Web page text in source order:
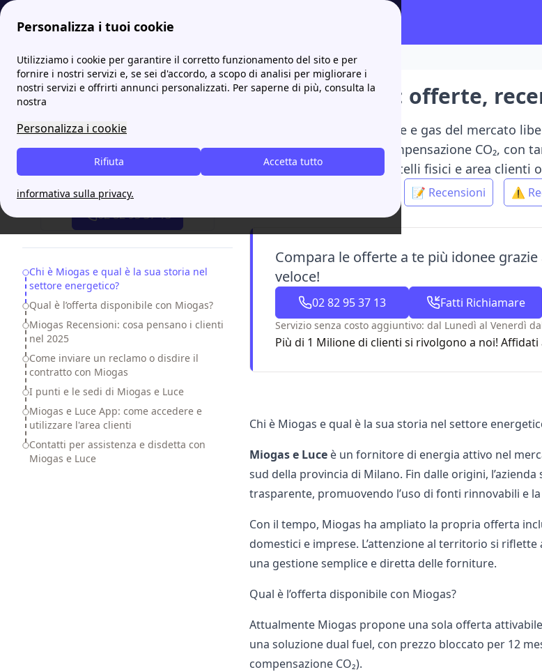
Personalizza i tuoi cookie
Utilizziamo i cookie per garantire il corretto funzionamento del sito e per
fornire i nostri servizi e, se sei d'accordo, a scopo di analisi per migliorare i
nostri servizi e offrirti annunci personalizzati. Per saperne di più, consulta la
nostra
Personalizza i cookie
Accetta tutto
Rifiuta
informativa sulla privacy.
Papernest.it MoreFornitori Miogas e Luce: offerte, recensioni e contatti utili
02 82 95 37 13
Table of Contents
Chi è Miogas e qual è la sua storia nel
settore energetico?
Qual è l’offerta disponibile con Miogas?
Miogas Recensioni: cosa pensano i clienti
nel 2025
Come inviare un reclamo o disdire il
contratto con Miogas
I punti e le sedi di Miogas e Luce
Miogas e Luce App: come accedere e
utilizzare l'area clienti
Contatti per assistenza e disdetta con
Miogas e Luce
Miogas e Luce: offerte,
è un fornitore luce e gas del mercato
rinnovabile e gas con compensazione CO₂, con
e assistenza tramite sportelli fisici e area clienti
📝 Recensioni ⚠️
Compara le offerte a te più idonee
veloce!
02 82 95 37 13 Fatti Richiamare
Servizio senza costo aggiuntivo: dal Lunedì al Venerdì
Più di 1 Milione di clienti si rivolgono a noi!
Chi è Miogas e qual è la sua storia nel settore
Miogas e Luceè un fornitore di energia attivo nel
sud della provincia di Milano. Fin dalle origini,
trasparente, promuovendo l’uso di fonti rinnovabili e
Con il tempo, Miogas ha ampliato la propria offerta
domestici e imprese. L’attenzione al territorio si
una gestione semplice e diretta delle forniture.
Qual è l’offerta disponibile con Miogas?
Attualmente Miogas propone una sola offerta
una soluzione dual fuel, con prezzo bloccato per 12
compensazione CO₂).